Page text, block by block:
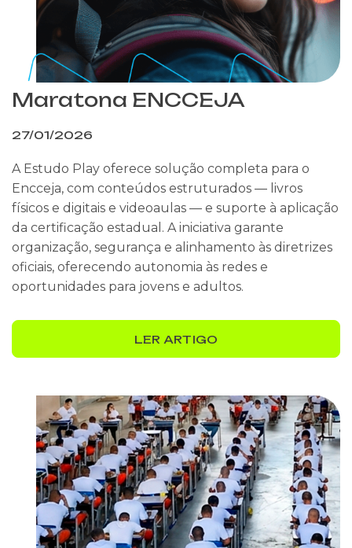
Maratona ENCCEJA
27/01/2026
A Estudo Play oferece solução completa para o
Encceja, com conteúdos estruturados — livros
físicos e digitais e videoaulas — e suporte à aplicação
da certificação estadual. A iniciativa garante
organização, segurança e alinhamento às diretrizes
oficiais, oferecendo autonomia às redes e
oportunidades para jovens e adultos.
LER ARTIGO